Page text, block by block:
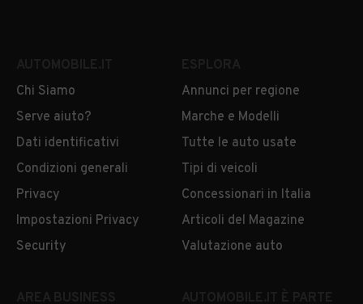
Chi Siamo
Serve aiuto?
Dati identificativi
Condizioni generali
Privacy
Impostazioni Privacy
Security
Annunci per regione
Marche e Modelli
Tutte le auto usate
Tipi di veicoli
Concessionari in Italia
Articoli del Magazine
Valutazione auto